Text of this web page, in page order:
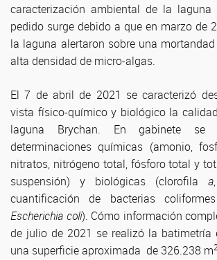
caracterización ambiental de la laguna
pedido surge debido a que en marzo de
la laguna alertaron sobre una
alta densidad de micro-algas.
El 7 de abril de 2021 se caracterizó
vista físico-químico y biológico la
laguna Brychan. En gabinete se
determinaciones químicas (amonio,
nitratos, nitrógeno total, fósforo total y
suspensión) y biológicas (clorofila a
cuantificación de bacterias
Escherichia coli). Cómo información
de julio de 2021 se realizó la batimetría
una superficie aproximada de 326.238 m2